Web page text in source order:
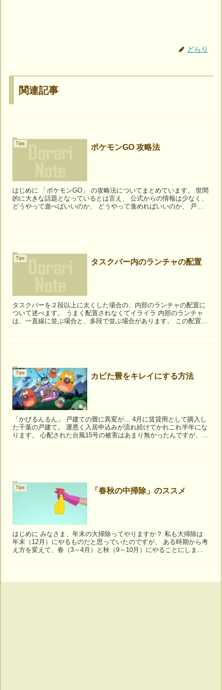
どらり
関連記事
Tips ポケモンGO 攻略法
はじめに 「ポケモンGO」 の攻略法についてまとめています。 世間
的に大きな話題となっているとは言え、 公式からの情報は少なく、
どうやって遊べばいいのか、 どうやって進めればいいのか、 戸惑
Tips タスクバー内のランチャの配置
タスクバーを２段以上に太くした場合の、内部のランチャの配置に
ついて述べます。 うまく配置されなくてイライラ 内部のランチャ
は、一直線に並ぶ場合と、多段で並ぶ場合があります。 この配置、
Tips カビた畳をキレイにする方法
「かびるんるん」 戸建ての畳に異変が… 4月に賃貸用として購入し
た千葉の戸建て。 運悪く入居申込みが流れ続けてかれこれ半年にな
ります。 心配された台風15号の被害はあまり無かったんですが、
Tips 「春秋の中掃除」のススメ
はじめに みなさま、年末の大掃除ってやりますか？ 私も大掃除は
年末（12月）にやるものだと思っていたのですが、 ある時期から考
え方を変えて、春（3～4月）と秋（9～10月）にやることにしまし